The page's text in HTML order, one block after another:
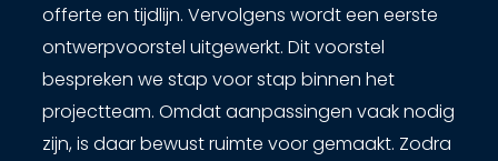
offerte en tijdlijn. Vervolgens wordt een eerste
ontwerpvoorstel uitgewerkt. Dit voorstel
bespreken we stap voor stap binnen het
projectteam. Omdat aanpassingen vaak nodig
zijn, is daar bewust ruimte voor gemaakt. Zodra